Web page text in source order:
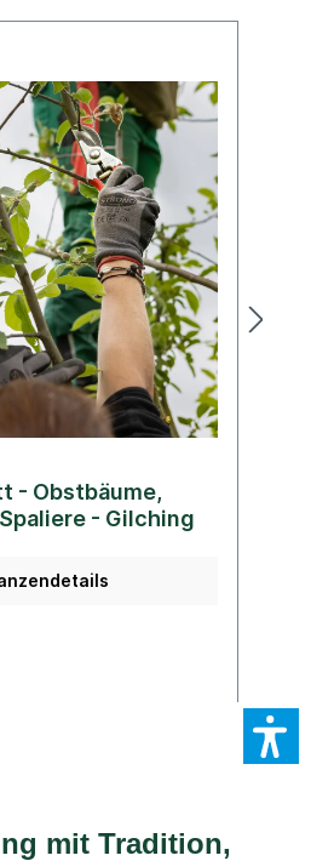
- Obstbäume,
- Gilching
mit Tradition,